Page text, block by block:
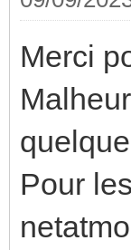
Merci
Pour